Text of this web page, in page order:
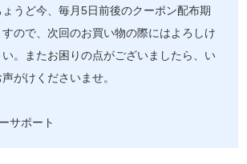
うど今、毎月5日前後のクーポン配布期
ので、次回のお買い物の際にはよろしけ
。またお困りの点がございましたら、い
がけくださいませ。
サポート